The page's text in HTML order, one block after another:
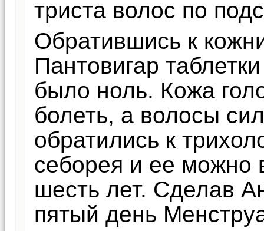
триста волос по
Обратившись к
Пантовигар
было ноль. Кожа
болеть, а волосы
обратились к
себорея и ее можно
шесть лет. Сделав
пятый день